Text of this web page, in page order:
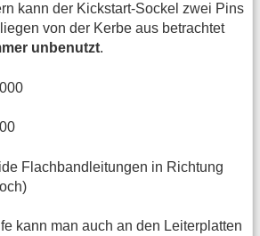
kann der Kickstart-Sockel zwei Pins
von der Kerbe aus betrachtet
unbenutzt.
Flachbandleitungen in Richtung
kann man auch an den Leiterplatten